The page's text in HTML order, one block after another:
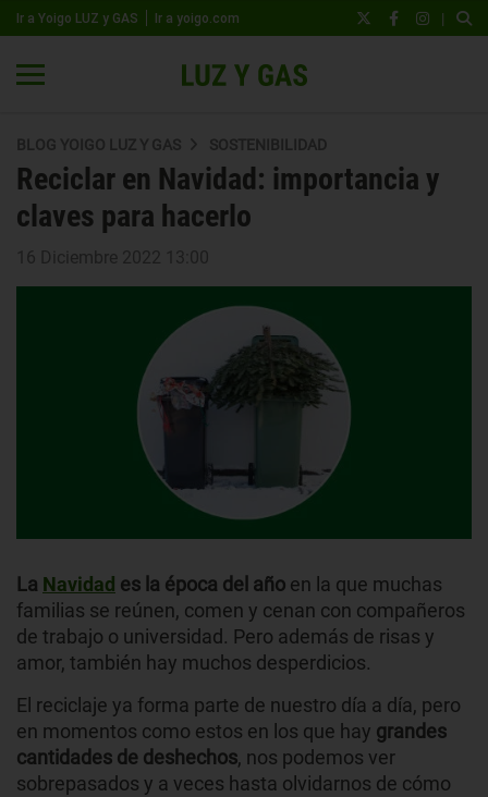
Ir a Yoigo LUZ y GAS Ir a yoigo.com |
BLOG YOIGO LUZ Y GAS SOSTENIBILIDAD
Reciclar en Navidad: importancia y
claves para hacerlo
16 Diciembre 2022 13:00
La Navidad es la época del año en la que muchas
familias se reúnen, comen y cenan con compañeros
de trabajo o universidad. Pero además de risas y
amor, también hay muchos desperdicios.
El reciclaje ya forma parte de nuestro día a día, pero
en momentos como estos en los que hay grandes
cantidades de deshechos, nos podemos ver
sobrepasados y a veces hasta olvidarnos de cómo